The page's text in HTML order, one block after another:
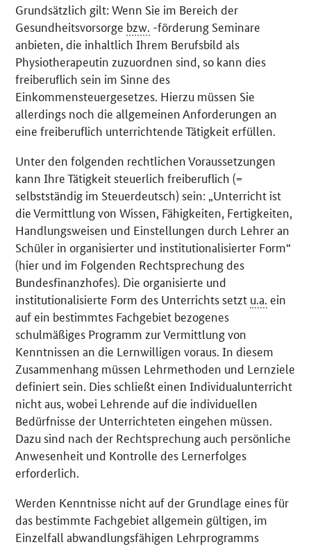
Grundsätzlich gilt: Wenn Sie im Bereich der
Gesundheitsvorsorge bzw. -förderung Seminare
anbieten, die inhaltlich Ihrem Berufsbild als
Physiotherapeutin zuzuordnen sind, so kann dies
freiberuflich sein im Sinne des
Einkommensteuergesetzes. Hierzu müssen Sie
allerdings noch die allgemeinen Anforderungen an
eine freiberuflich unterrichtende Tätigkeit erfüllen.
Unter den folgenden rechtlichen Voraussetzungen
kann Ihre Tätigkeit steuerlich freiberuflich (=
selbstständig im Steuerdeutsch) sein: „Unterricht ist
die Vermittlung von Wissen, Fähigkeiten, Fertigkeiten,
Handlungsweisen und Einstellungen durch Lehrer an
Schüler in organisierter und institutionalisierter Form“
(hier und im Folgenden Rechtsprechung des
Bundesfinanzhofes). Die organisierte und
institutionalisierte Form des Unterrichts setzt u.a. ein
auf ein bestimmtes Fachgebiet bezogenes
schulmäßiges Programm zur Vermittlung von
Kenntnissen an die Lernwilligen voraus. In diesem
Zusammenhang müssen Lehrmethoden und Lernziele
definiert sein. Dies schließt einen Individualunterricht
nicht aus, wobei Lehrende auf die individuellen
Bedürfnisse der Unterrichteten eingehen müssen.
Dazu sind nach der Rechtsprechung auch persönliche
Anwesenheit und Kontrolle des Lernerfolges
erforderlich.
Werden Kenntnisse nicht auf der Grundlage eines für
das bestimmte Fachgebiet allgemein gültigen, im
Einzelfall abwandlungsfähigen Lehrprogramms